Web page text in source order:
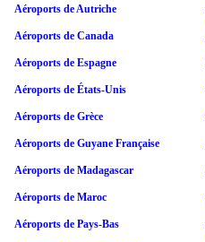
Aéroports de Autriche
Aéroports de Canada
Aéroports de Espagne
Aéroports de États-Unis
Aéroports de Grèce
Aéroports de Guyane Française
Aéroports de Madagascar
Aéroports de Maroc
Aéroports de Pays-Bas